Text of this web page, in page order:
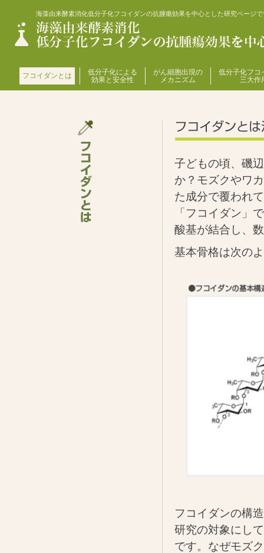
海藻由来酵素消化低分子化フコイダンの抗腫瘍効果を中心とした研究ページで
フコイダンとは
低分子化による
効果と安全性
がん細胞出現の
メカニズム
低分子化フコ
三大作
子どもの頃、磯
か？モズクやワ
た成分で覆われ
「フコイダン」
酸基が結合し、
基本骨格は次の
フコイダンの構
研究の対象にし
です。なぜモズ